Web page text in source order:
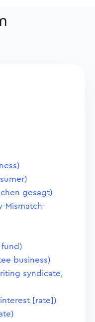
gesagt)
Mismatch-
business)
syndicate,
[rate])